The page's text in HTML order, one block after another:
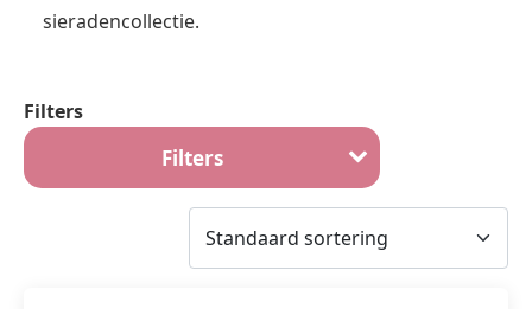
sieradencollectie.
Filters
Filters